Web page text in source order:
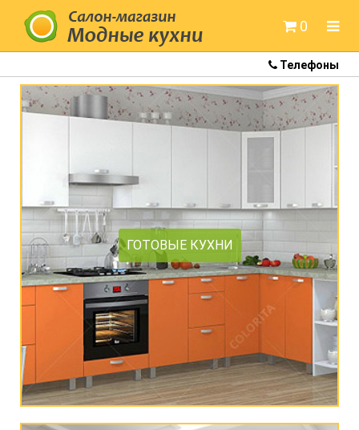
0
Телефоны
Кухни Colorita
Кухни Белдрев
Кухни Метрио
Кухни Неман
Кухни Модница
Кухни под заказ
Кухонные мойки
Столы и стулья
ГОТОВЫЕ КУХНИ